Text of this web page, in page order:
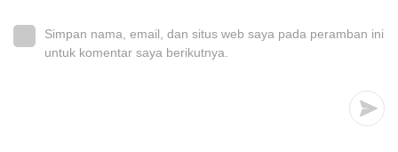
Simpan nama, email, dan situs web saya pada peramban ini
untuk komentar saya berikutnya.